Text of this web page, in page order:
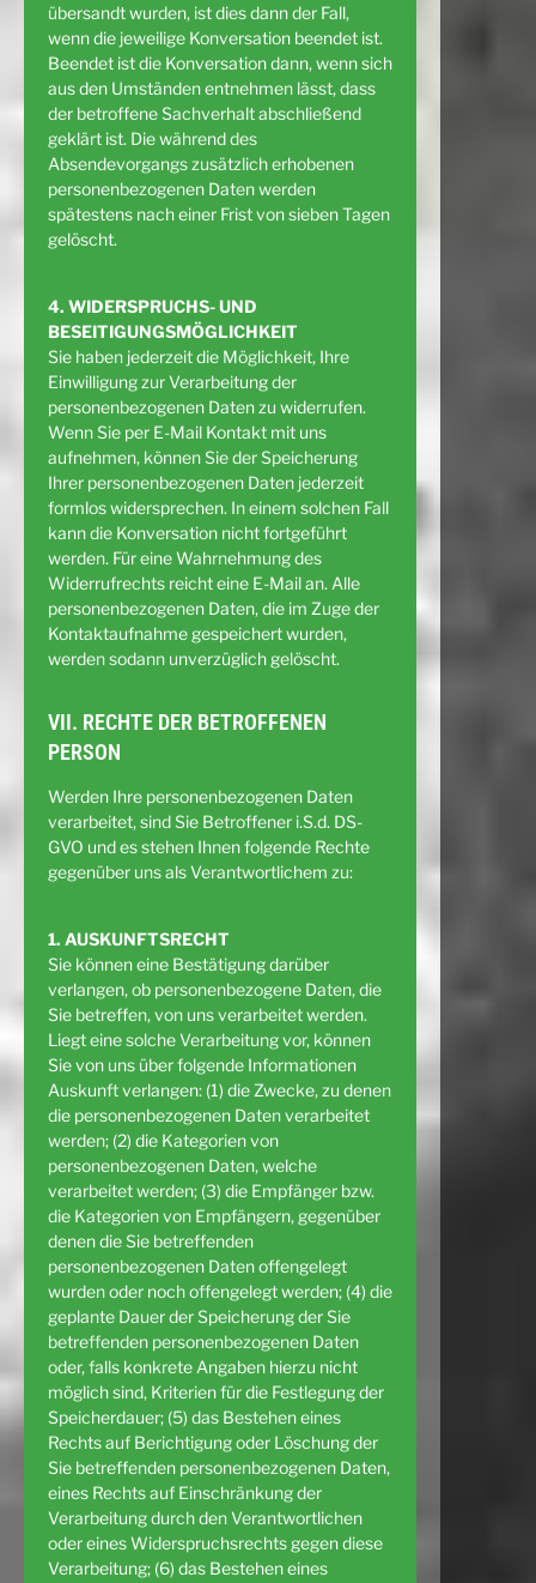
übersandt wurden, ist dies dann der Fall,
wenn die jeweilige Konversation beendet ist.
Beendet ist die Konversation dann, wenn sich
aus den Umständen entnehmen lässt, dass
der betroffene Sachverhalt abschließend
geklärt ist. Die während des
Absendevorgangs zusätzlich erhobenen
personenbezogenen Daten werden
spätestens nach einer Frist von sieben Tagen
gelöscht.
4. WIDERSPRUCHS- UND
BESEITIGUNGSMÖGLICHKEIT
Sie haben jederzeit die Möglichkeit, Ihre
Einwilligung zur Verarbeitung der
personenbezogenen Daten zu widerrufen.
Wenn Sie per E-Mail Kontakt mit uns
aufnehmen, können Sie der Speicherung
Ihrer personenbezogenen Daten jederzeit
formlos widersprechen. In einem solchen Fall
kann die Konversation nicht fortgeführt
werden. Für eine Wahrnehmung des
Widerrufrechts reicht eine E-Mail an. Alle
personenbezogenen Daten, die im Zuge der
Kontaktaufnahme gespeichert wurden,
werden sodann unverzüglich gelöscht.
VII. RECHTE DER BETROFFENEN
PERSON
Werden Ihre personenbezogenen Daten
verarbeitet, sind Sie Betroffener i.S.d. DS-
GVO und es stehen Ihnen folgende Rechte
gegenüber uns als Verantwortlichem zu:
1. AUSKUNFTSRECHT
Sie können eine Bestätigung darüber
verlangen, ob personenbezogene Daten, die
Sie betreffen, von uns verarbeitet werden.
Liegt eine solche Verarbeitung vor, können
Sie von uns über folgende Informationen
Auskunft verlangen: (1) die Zwecke, zu denen
die personenbezogenen Daten verarbeitet
werden; (2) die Kategorien von
personenbezogenen Daten, welche
verarbeitet werden; (3) die Empfänger bzw.
die Kategorien von Empfängern, gegenüber
denen die Sie betreffenden
personenbezogenen Daten offengelegt
wurden oder noch offengelegt werden; (4) die
geplante Dauer der Speicherung der Sie
betreffenden personenbezogenen Daten
oder, falls konkrete Angaben hierzu nicht
möglich sind, Kriterien für die Festlegung der
Speicherdauer; (5) das Bestehen eines
Rechts auf Berichtigung oder Löschung der
Sie betreffenden personenbezogenen Daten,
eines Rechts auf Einschränkung der
Verarbeitung durch den Verantwortlichen
oder eines Widerspruchsrechts gegen diese
Verarbeitung; (6) das Bestehen eines